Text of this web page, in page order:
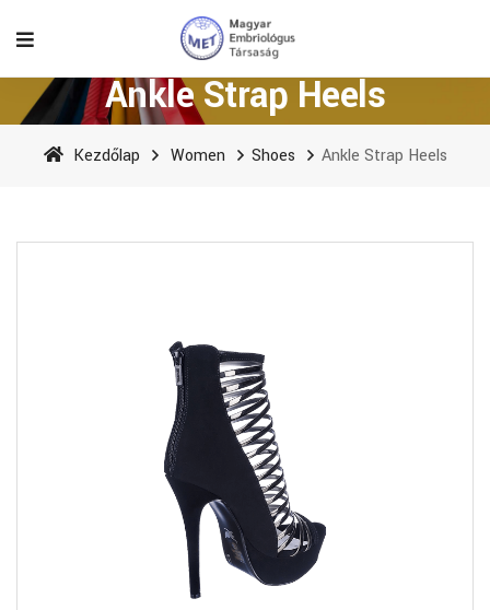
Ankle Strap Heels
Kezdőlap Women Shoes Ankle Strap Heels